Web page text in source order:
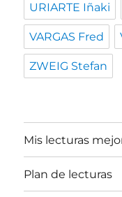
URIARTE Iñaki
VARGAS Fred
ZWEIG Stefan
Mis lecturas
Plan de lecturas